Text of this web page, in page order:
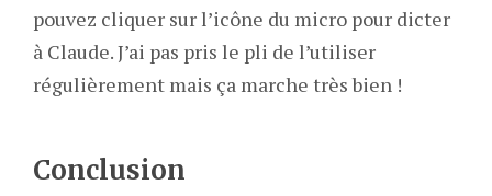
pouvez cliquer sur l’icône du micro pour dicter
à Claude. J’ai pas pris le pli de l’utiliser
régulièrement mais ça marche très bien !
Conclusion